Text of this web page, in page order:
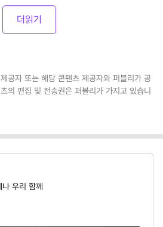
더읽기
공자 또는 해당 콘텐츠 제공자와 퍼블리가 공
의 편집 및 전송권은 퍼블리가 가지고 있습니
우리 함께